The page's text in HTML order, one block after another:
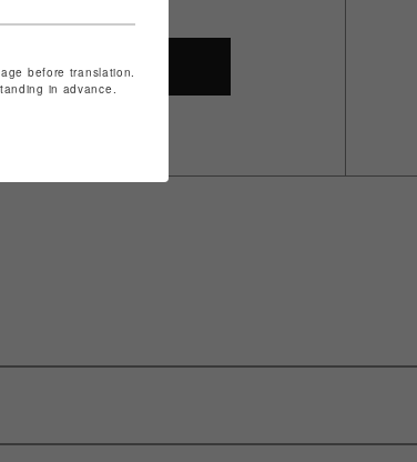
SHOP TOP
before translation.
in advance.